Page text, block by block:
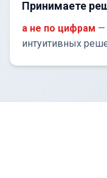
Принимаете
а не по цифрам —
интуитивных